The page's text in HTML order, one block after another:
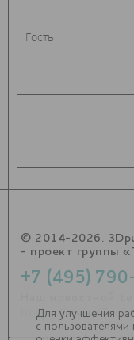
© 2014-2026.
- проект группы
+7 (495)
https://t.me/
Для улучшения
с